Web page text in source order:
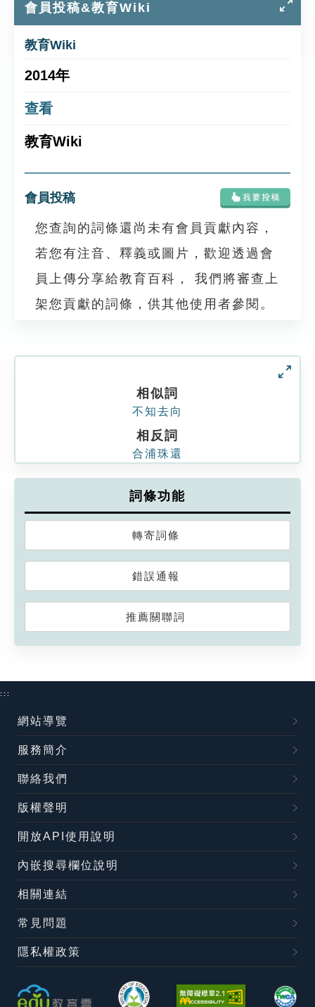
會員投稿&教育Wiki
教育Wiki
2014年
查看
教育Wiki
會員投稿
您查詢的詞條還尚未有會員貢獻內容，
若您有注音、釋義或圖片，歡迎透過會
員上傳分享給教育百科， 我們將審查上
架您貢獻的詞條，供其他使用者參閱。
相似詞
不知去向
相反詞
合浦珠還
詞條功能
轉寄詞條
錯誤通報
推薦關聯詞
:::
網站導覽
服務簡介
聯絡我們
版權聲明
開放API使用說明
內嵌搜尋欄位說明
相關連結
常見問題
隱私權政策